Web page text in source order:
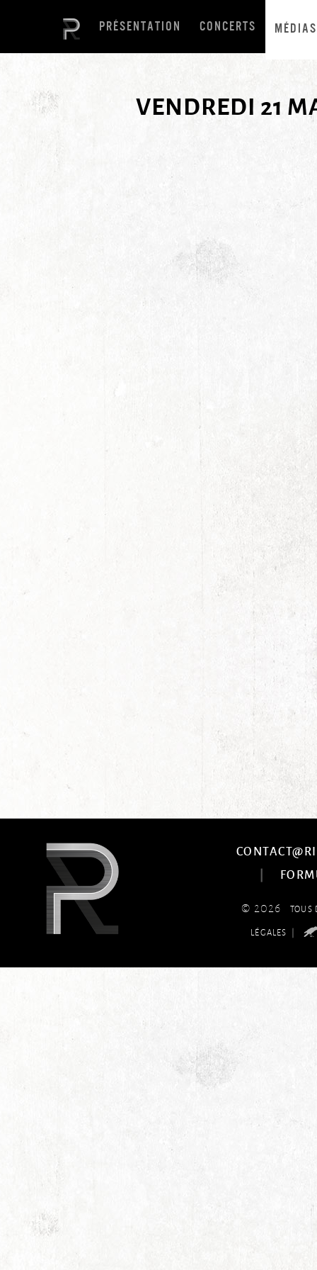
PRÉSENTATION CONCERTS MÉDIAS
VENDREDI 21
|
© 2026TOUS
LÉGALES |